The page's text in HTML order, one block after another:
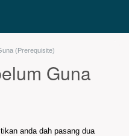
(Prerequisite)
Guna
anda dah pasang dua